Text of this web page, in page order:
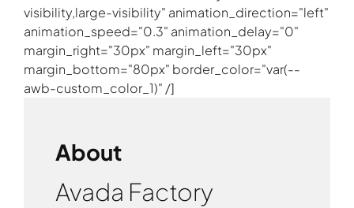
visibility,large-visibility" animation_direction="left"
animation_speed="0.3" animation_delay="0"
margin_right="30px" margin_left="30px"
margin_bottom="80px" border_color="var(--
awb-custom_color_1)" /]
About
Avada Factory